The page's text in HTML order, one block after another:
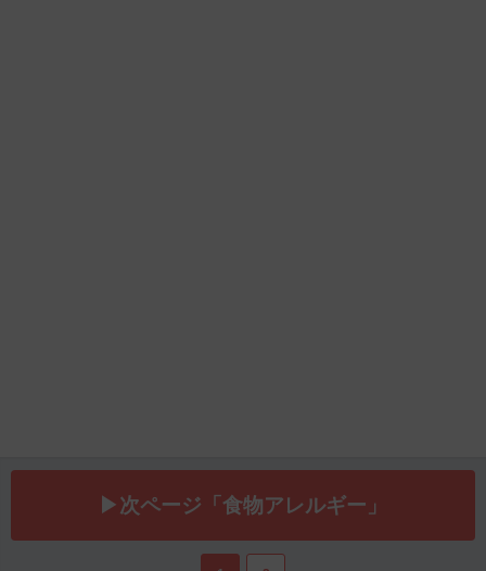
▶次ページ「食物アレルギー」